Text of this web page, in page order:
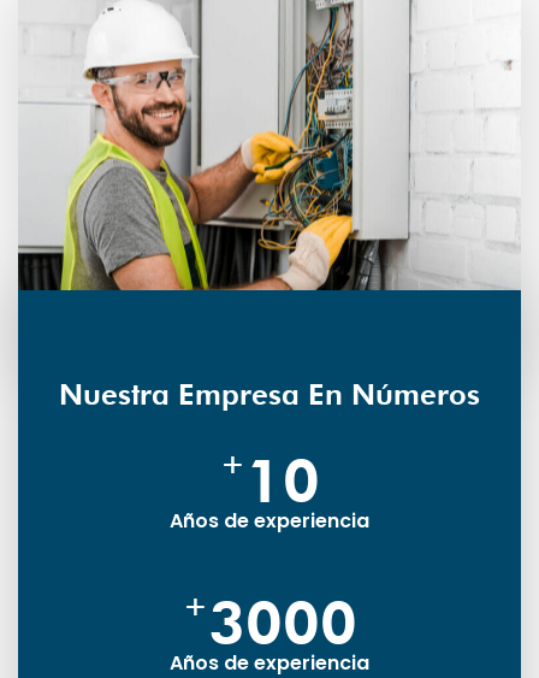
Nuestra Empresa En Números
+ 10
Años de experiencia
+3000
Años de experiencia